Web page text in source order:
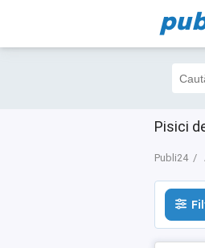
Pisici
Publi24